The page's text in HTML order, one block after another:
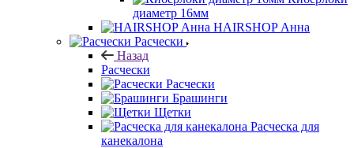
диаметр 16мм
HAIRSHOP Анна
Расчески
Назад
Расчески
Расчески
Брашинги
Щетки
Расческа для
канекалона